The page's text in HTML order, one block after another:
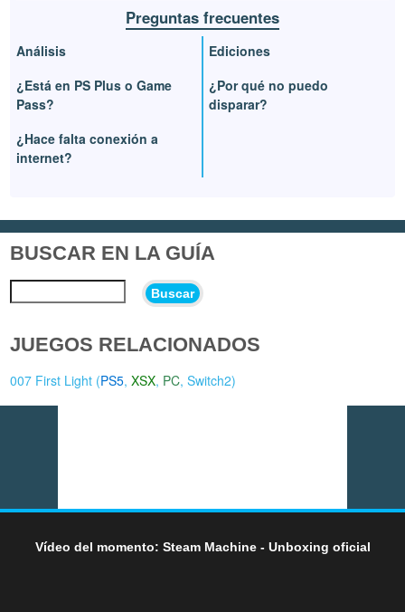
Preguntas frecuentes
Análisis
¿Está en PS Plus o Game
Pass?
¿Hace falta conexión a
internet?
Ediciones
¿Por qué no puedo
disparar?
BUSCAR EN LA GUÍA
Buscar
JUEGOS RELACIONADOS
007 First Light (PS5,XSX, PC,Switch2)
Vídeo del momento: Steam Machine - Unboxing oficial